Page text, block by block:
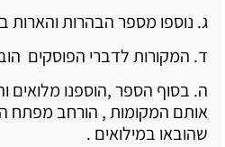
ג. נוספו מספר הבהרות
ד. המקורות לדברי הפוסקים
ה. בסוף הספר ,הוספנו מלואים
אותם המקומות , הורחב מפתח
שהובאו במילואים .